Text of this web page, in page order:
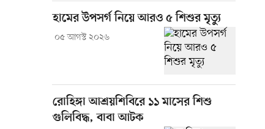
হামের উপসর্গ নিয়ে আরও ৫ শিশুর মৃত্যু
০৫ আগস্ট ২০২৬
রোহিঙ্গা আশ্রয়শিবিরে ১১ মাসের শিশু
গুলিবিদ্ধ, বাবা আটক